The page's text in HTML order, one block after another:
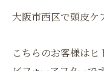
大阪市西区で頭皮ケ
こちらのお客様は